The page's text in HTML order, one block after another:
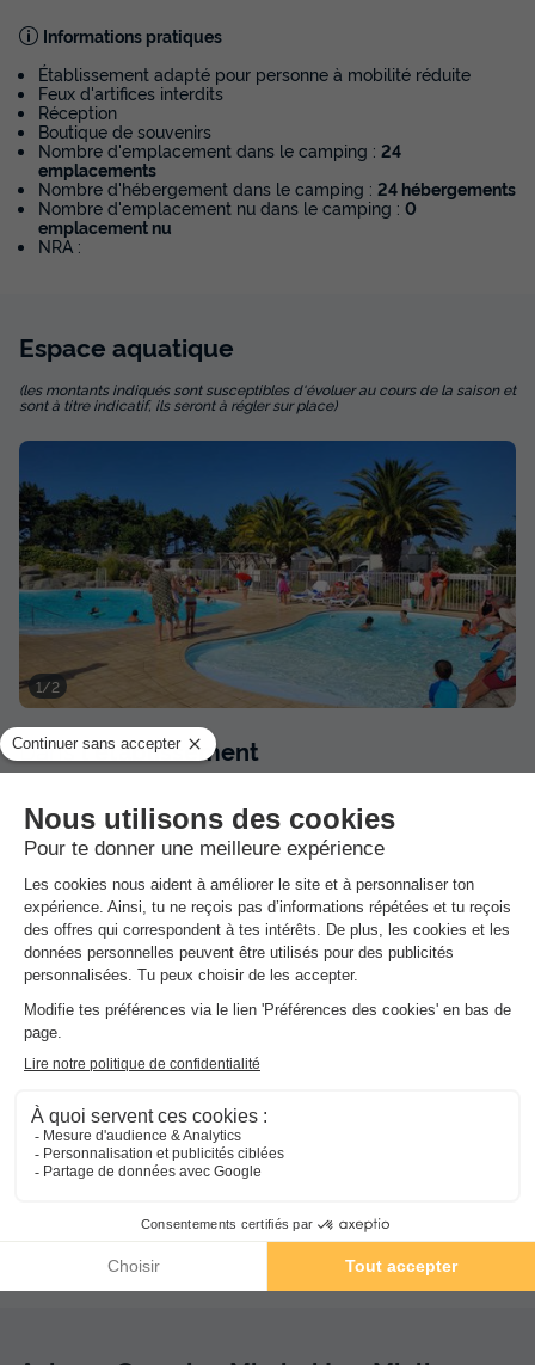
Informations pratiques
Établissement adapté pour personne à mobilité réduite
Feux d'artifices interdits
Réception
Boutique de souvenirs
Nombre d'emplacement dans le camping : 24
emplacements
Nombre d'hébergement dans le camping : 24 hébergements
Nombre d'emplacement nu dans le camping : 0
emplacement nu
NRA :
Espace aquatique
(les montants indiqués sont susceptibles d'évoluer au cours de la saison et
sont à titre indicatif, ils seront à régler sur place)
1/2
Dansl'établissement
Piscine extérieure chauffée
Ouvert du 15 juin au 17 septembre
Avec pataugeoire
Baignade non surveillée
Gratuit
Activités et animations proposées
Santé et Bien-être, Commerces et Restauration, Locations
et équipements, divers